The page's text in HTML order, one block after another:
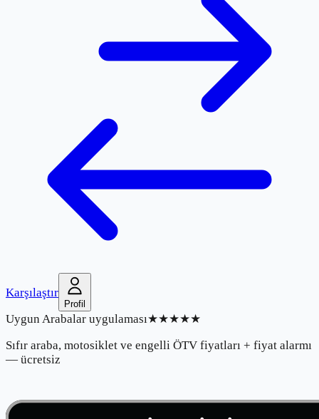
Karşılaştır
Profil
Uygun Arabalar uygulaması★★★★★
Sıfır araba, motosiklet ve engelli ÖTV fiyatları + fiyat alarmı
— ücretsiz